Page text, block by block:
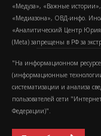
«Медуза», «Важные
«Медиазона», ОВД-инфо.
«Аналитический Центр Юрия
(Metа) запрещены в РФ за
"На информационном
(информационные
систематизации и анализа
пользователей сети
Федерации)".